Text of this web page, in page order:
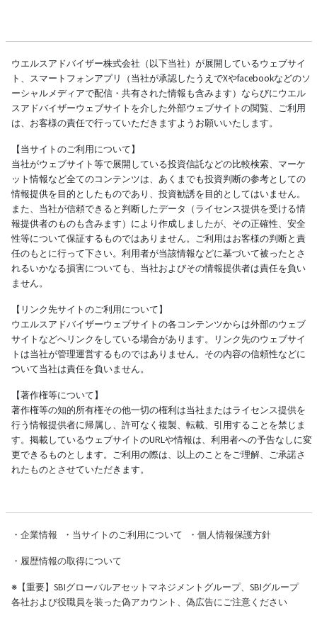
ウエルスアドバイザー株式会社（以下当社）が展開しているウェブサイ
ト、スマートフォンアプリ（当社が承認したうえでXやfacebookなどのソ
ーシャルメディアで配信・共有された情報も含みます）ならびにウエル
スアドバイザーウェブサイトを介した外部ウェブサイトの閲覧、ご利用
は、お客様の責任で行っていただきますようお願いいたします。
【当サイトのご利用について】
当社がウェブサイト等で展開している投資信託などの比較検索、マーケ
ット情報など全てのコンテンツは、あくまでも投資判断の参考としての
情報提供を目的としたものであり、投資勧誘を目的としてはいません。
また、当社が信頼できると判断したデータ（ライセンス提供を受ける情
報提供者のものも含みます）により作成しましたが、その正確性、安全
性等について保証するものではありません。ご利用はお客様の判断と責
任のもとに行って下さい。利用者が当該情報などに基づいて被ったとさ
れるいかなる損害についても、当社およびその情報提供者は責任を負い
ません。
【リンク先サイトのご利用について】
ウエルスアドバイザーウェブサイトの各コンテンツからは外部のウェブ
サイトなどへリンクをしている場合があります。リンク先のウェブサイ
トは当社が管理運営するものではありません。その内容の信頼性などに
ついて当社は責任を負いません。
【著作権等について】
著作権等の知的所有権その他一切の権利は当社またはライセンス提供を
行う情報提供者に帰属し、許可なく複製、転載、引用することを禁じま
す。掲載しているウェブサイトのURLや情報は、利用者への予告なしに変
更できるものとします。ご利用の際は、以上のことをご理解、ご承諾さ
れたものとさせていただきます。
・ 企業情報 ・ 当サイトのご利用について ・ 個人情報保護方針
・ 履歴情報の取得について
※【重要】SBIグローバルアセットマネジメントグループ、SBIグループ
各社および役職員を装った偽アカウント、偽広告にご注意ください